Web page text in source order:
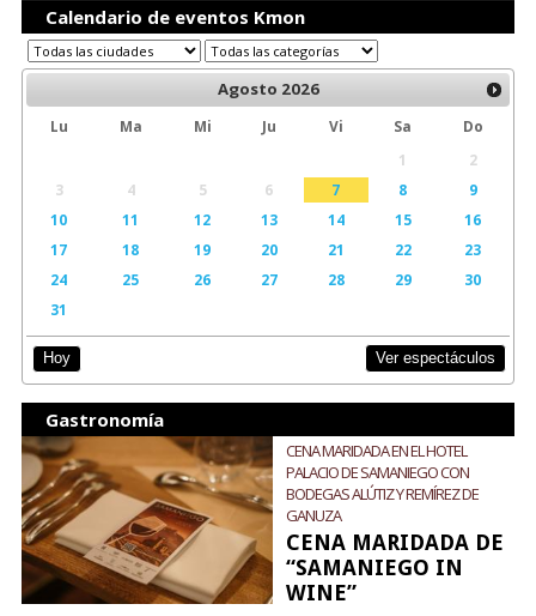
Calendario de eventos Kmon
Agosto 2026
Lu Ma Mi Ju Vi Sa
Do
1
2
3
4 5 6 7 8
9
10
11 12 13 14 15
16
17
18 19 20 21 22
23
24
25 26 27 28 29
30
31
Hoy Ver espectáculos
Gastronomía
CENA MARIDADA EN EL HOTEL
PALACIO DE SAMANIEGO CON
BODEGAS ALÚTIZ Y REMÍREZ DE
GANUZA
CENA MARIDADA DE
“SAMANIEGO IN
WINE”